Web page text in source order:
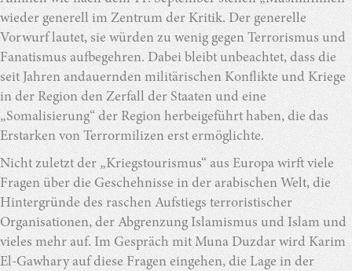
wieder generell im Zentrum der Kritik. Der generelle
Vorwurf lautet, sie würden zu wenig gegen Terrorismus und
Fanatismus aufbegehren. Dabei bleibt unbeachtet, dass die
seit Jahren andauernden militärischen Konflikte und Kriege
in der Region den Zerfall der Staaten und eine
„Somalisierung“ der Region herbeigeführt haben, die das
Erstarken von Terrormilizen erst ermöglichte.
Nicht zuletzt der „Kriegstourismus“ aus Europa wirft viele
Fragen über die Geschehnisse in der arabischen Welt, die
Hintergründe des raschen Aufstiegs terroristischer
Organisationen, der Abgrenzung Islamismus und Islam und
vieles mehr auf. Im Gespräch mit Muna Duzdar wird Karim
El-Gawhary auf diese Fragen eingehen, die Lage in der